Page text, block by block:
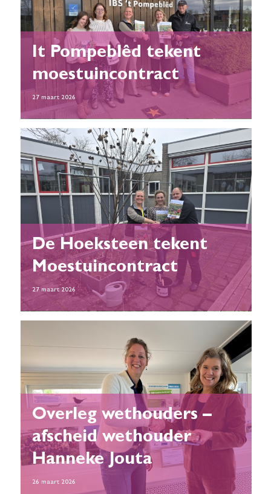
It Pompeblêd tekent
moestuincontract
27 maart 2026
De Hoeksteen tekent
Moestuincontract
27 maart 2026
Overleg wethouders –
afscheid wethouder
Hanneke Jouta
26 maart 2026